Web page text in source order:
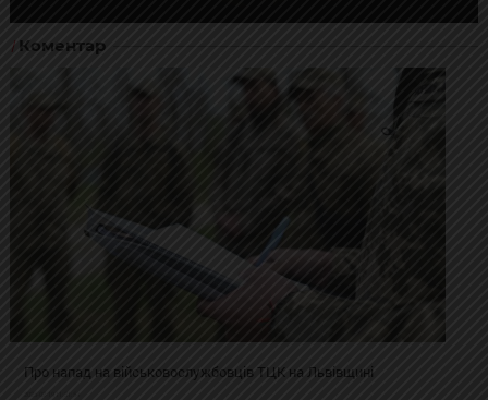
Коментар
Про напад на військовослужбовців ТЦК на Львівщині